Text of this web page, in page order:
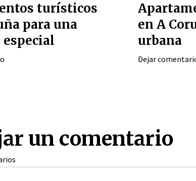
turísticos
para una
especial
en A
urbana
Dejar
un comentario